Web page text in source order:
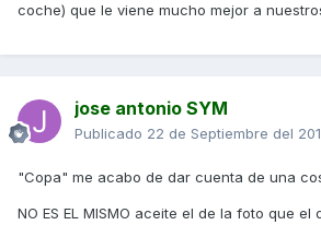
coche) que le viene mucho mejor a
jose antonio SYM
Publicado 22 de Septiembre del
"Copa" me acabo de dar cuenta de una
NO ES EL MISMO aceite el de la foto que